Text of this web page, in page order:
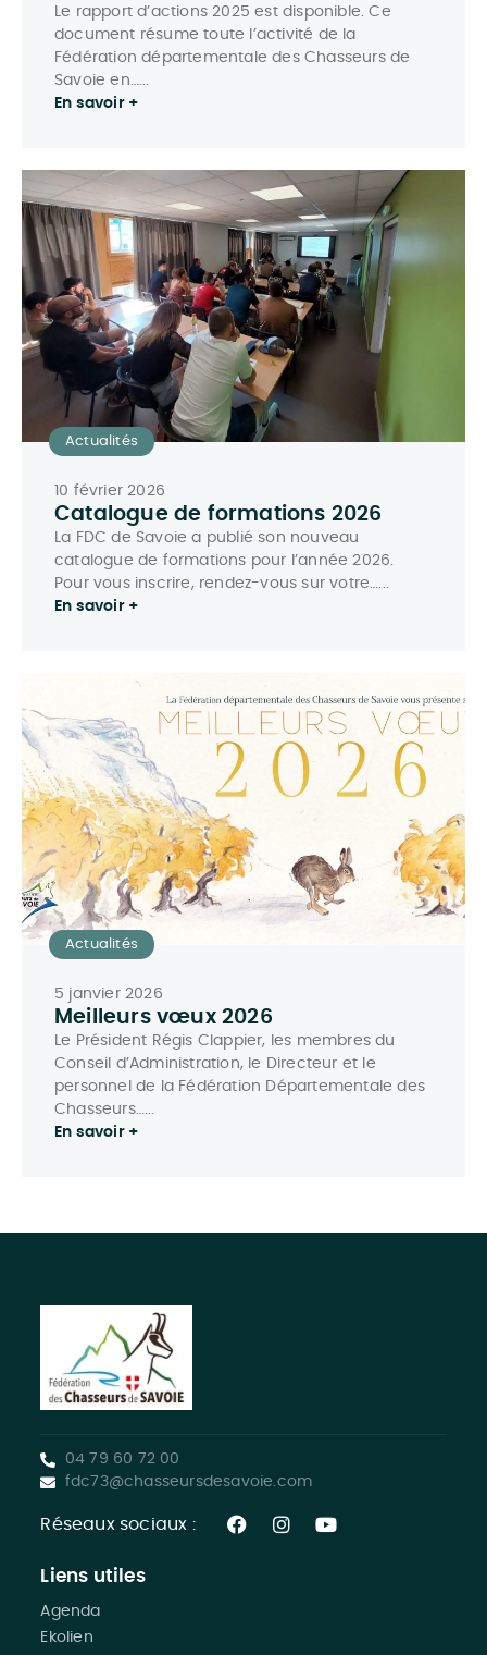
Le rapport d’actions 2025 est disponible. Ce
document résume toute l’activité de la
Fédération départementale des Chasseurs de
Savoie en…...
En savoir +
Actualités
10 février 2026
Catalogue de formations 2026
La FDC de Savoie a publié son nouveau
catalogue de formations pour l’année 2026.
Pour vous inscrire, rendez-vous sur votre…...
En savoir +
Actualités
5 janvier 2026
Meilleurs vœux 2026
Le Président Régis Clappier, les membres du
Conseil d’Administration, le Directeur et le
personnel de la Fédération Départementale des
Chasseurs…...
En savoir +
04 79 60 72 00
fdc73@chasseursdesavoie.com
Réseaux sociaux :
Liens utiles
Agenda
Ekolien